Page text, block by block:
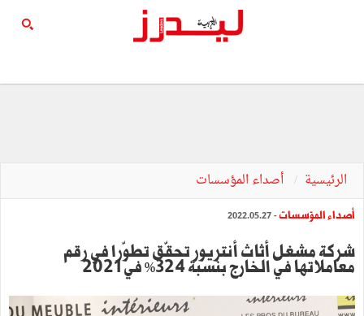
الرئيسية أصداء المؤسسات
أصداء المؤسسات- 2022.05.27
شركة مشغل أثاث أنتريور تحقّق تطوّرا في رقم
معاملاتها في الخارج بنسبة 324% في 2021